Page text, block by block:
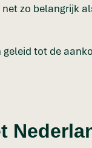
zo belangrijk
tot de